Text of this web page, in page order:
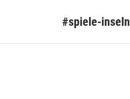
#spiele-inseln